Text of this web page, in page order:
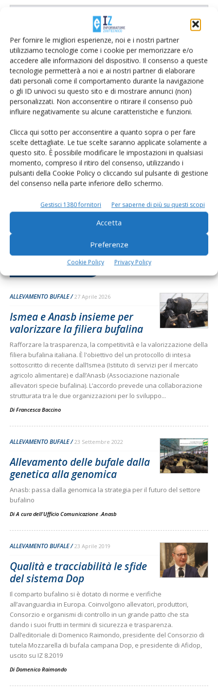
Per fornire le migliori esperienze, noi e i nostri partner
utilizziamo tecnologie come i cookie per memorizzare e/o
accedere alle informazioni del dispositivo. Il consenso a queste
tecnologie permetterà a noi e ai nostri partner di elaborare
dati personali come il comportamento durante la navigazione
o gli ID univoci su questo sito e di mostrare annunci (non)
personalizzati. Non acconsentire o ritirare il consenso può
influire negativamente su alcune caratteristiche e funzioni.
Clicca qui sotto per acconsentire a quanto sopra o per fare
scelte dettagliate. Le tue scelte saranno applicate solamente a
questo sito. È possibile modificare le impostazioni in qualsiasi
momento, compreso il ritiro del consenso, utilizzando i
pulsanti della Cookie Policy o cliccando sul pulsante di gestione
del consenso nella parte inferiore dello schermo.
Gestisci 1380 fornitori Per saperne di più su questi scopi
Accetta
Preferenze
Cookie Policy Privacy Policy
Catalogo Aziende e Prodotti
Un modo semplice per cercare un'azienda o un
prodotto!
Cerca adesso
I consigli di Terra e Vita agli agricoltori
Cerca adesso
ALLEVAMENTO BUFALE 27 Aprile 2026
Ismea e Anasb insieme per
valorizzare la filiera bufalina
Rafforzare la trasparenza, la competitività e la valorizzazione della
filiera bufalina italiana. È l'obiettivo del un protocollo di intesa
sottoscritto di recente dall’Ismea (Istituto di servizi per il mercato
agricolo alimentare) e dall’Anasb (Associazione nazionale
allevatori specie bufalina). L’accordo prevede una collaborazione
strutturata tra le due organizzazioni per lo sviluppo...
Di Francesca Baccino
ALLEVAMENTO BUFALE 23 Settembre 2022
Allevamento delle bufale dalla
genetica alla genomica
Anasb: passa dalla genomica la strategia per il futuro del settore
bufalino
Di A cura dell'Ufficio Comunicazione .Anasb
ALLEVAMENTO BUFALE 23 Aprile 2019
Qualità e tracciabilità le sfide
del sistema Dop
Il comparto bufalino si è dotato di norme e verifiche
all’avanguardia in Europa. Coinvolgono allevatori, produttori,
Consorzio e organismi di controllo in un grande patto che sta
dando i suoi frutti in termini di sicurezza e trasparenza.
Dall’editoriale di Domenico Raimondo, presidente del Consorzio di
tutela Mozzarella di bufala campana Dop, e presidente di Afidop,
uscito su IZ 8.2019
Di Domenico Raimondo